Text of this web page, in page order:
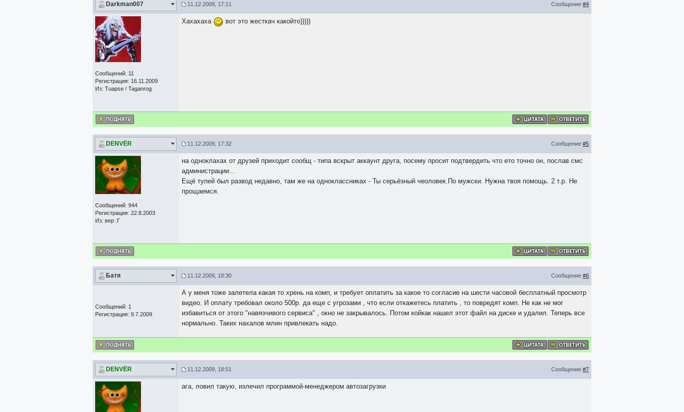
Darkman007 11.12.2009, 17:11 Сообщение #4
Сообщений: 11
Регистрация: 16.11.2009
Из: Tuapse / Taganrog
Хахахаха вот это жесткач какойто)))))
DЕNVЁR 11.12.2009, 17:32 Сообщение #5
Сообщений: 944
Регистрация: 22.8.2003
Из: вер :Г
на одноклахах от друзей приходит сообщ - типа вскрыт аккаунт друга, посему просит подтвердить что ето точно он, послав смс
администрации...
Ещё тупей был развод недавно, там же на одноклассниках - Ты серьёзный чеоловек.По мужски. Нужна твоя помощь. 2 т.р. Не
прощаемся.
Батя 11.12.2009, 18:30 Сообщение #6
Сообщений: 1
Регистрация: 9.7.2009
А у меня тоже залетела какая то хрень на комп, и требует оплатить за какое то согласие на шести часовой бесплатный просмотр
видео. И оплату требовал около 500р. да еще с угрозами , что если откажетесь платить , то повредят комп. Не как не мог
избавиться от этого "навязчивого сервиса" , окно не закрывалось. Потом койкак нашел этот файл на диске и удалил. Теперь все
нормально. Таких нахалов млин привлекать надо.
DЕNVЁR 11.12.2009, 18:51 Сообщение #7
ага, ловил такую, излечил программой-менеджером автозагрузки